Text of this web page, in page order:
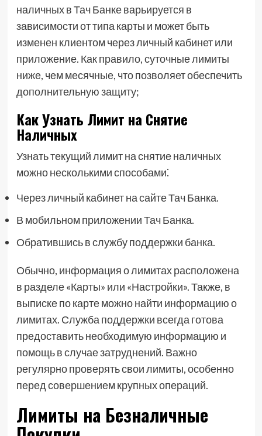
наличных в Тач Банке варьируется в
зависимости от типа карты и может быть
изменен клиентом через личный кабинет или
приложение. Как правило, суточные лимиты
ниже, чем месячные, что позволяет обеспечить
дополнительную защиту;
Как Узнать Лимит на Снятие
Наличных
Узнать текущий лимит на снятие наличных
можно несколькими способами⁚
Через личный кабинет на сайте Тач Банка.
В мобильном приложении Тач Банка.
Обратившись в службу поддержки банка.
Обычно, информация о лимитах расположена
в разделе «Карты» или «Настройки». Также, в
выписке по карте можно найти информацию о
лимитах. Служба поддержки всегда готова
предоставить необходимую информацию и
помощь в случае затруднений. Важно
регулярно проверять свои лимиты, особенно
перед совершением крупных операций.
Лимиты на Безналичные